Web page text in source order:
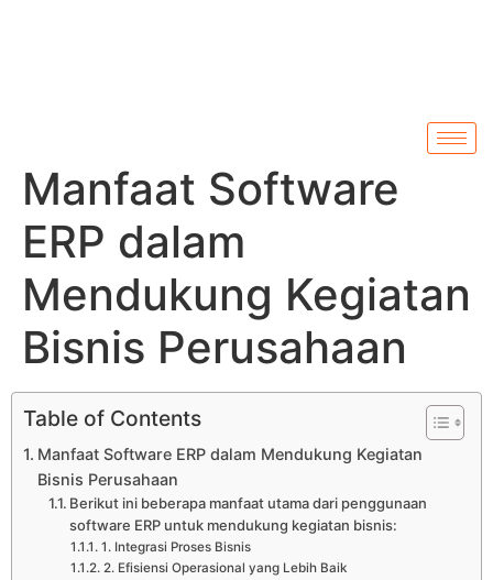
Manfaat Software
ERP dalam
Mendukung Kegiatan
Bisnis Perusahaan
Table of Contents
Manfaat Software ERP dalam Mendukung Kegiatan
Bisnis Perusahaan
Berikut ini beberapa manfaat utama dari penggunaan
software ERP untuk mendukung kegiatan bisnis:
1. Integrasi Proses Bisnis
2. Efisiensi Operasional yang Lebih Baik